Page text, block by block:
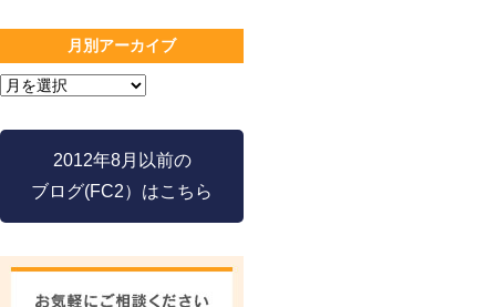
月別アーカイブ
2012年8月以前の
ブログ(FC2）はこちら